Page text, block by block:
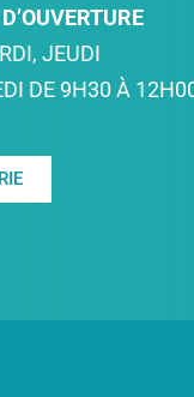
JEUDI
DE 9H30 À